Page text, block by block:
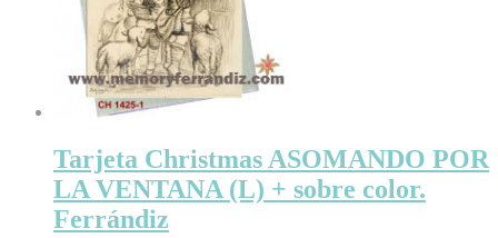
Tarjeta Christmas ASOMANDO POR
LA VENTANA (L) + sobre color.
Ferrándiz